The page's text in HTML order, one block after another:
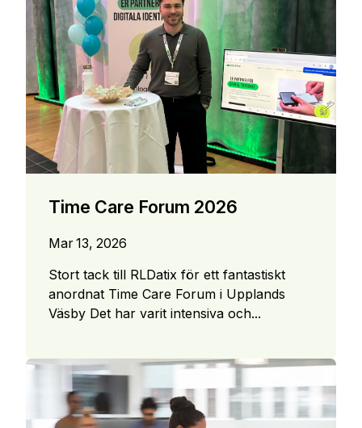
Time Care Forum 2026
Mar 13, 2026
Stort tack till RLDatix för ett fantastiskt
anordnat Time Care Forum i Upplands
Väsby Det har varit intensiva och...